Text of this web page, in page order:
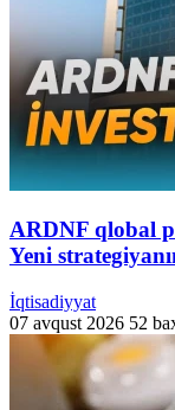
ARDNF qlobal
Yeni
İqtisadiyyat
07 avqust 2026 52